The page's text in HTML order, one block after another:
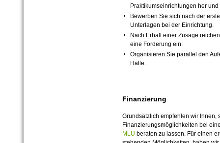
Praktikumseinrichtungen herund
Bewerben Sie sich nach der
Unterlagen bei der Einrichtung.
Nach Erhalt einer Zusage
eine Förderung ein.
Organisieren Sie parallel den
Halle.
Finanzierung
Grundsätzlich empfehlen wir Ihnen,
Finanzierungsmöglichkeiten bei
MLU beraten zu lassen. Für einen